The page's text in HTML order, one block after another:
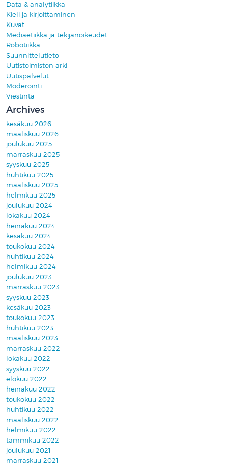
Data & analytiikka
Kieli ja kirjoittaminen
Kuvat
Mediaetiikka ja tekijänoikeudet
Robotiikka
Suunnittelutieto
Uutistoimiston arki
Uutispalvelut
Moderointi
Viestintä
Archives
kesäkuu 2026
maaliskuu 2026
joulukuu 2025
marraskuu 2025
syyskuu 2025
huhtikuu 2025
maaliskuu 2025
helmikuu 2025
joulukuu 2024
lokakuu 2024
heinäkuu 2024
kesäkuu 2024
toukokuu 2024
huhtikuu 2024
helmikuu 2024
joulukuu 2023
marraskuu 2023
syyskuu 2023
kesäkuu 2023
toukokuu 2023
huhtikuu 2023
maaliskuu 2023
marraskuu 2022
lokakuu 2022
syyskuu 2022
elokuu 2022
heinäkuu 2022
toukokuu 2022
huhtikuu 2022
maaliskuu 2022
helmikuu 2022
tammikuu 2022
joulukuu 2021
marraskuu 2021